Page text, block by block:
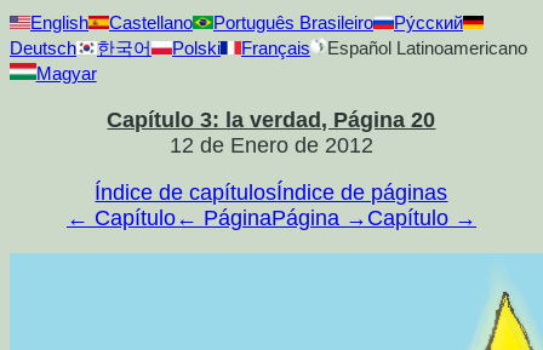
English Castellano Português Brasileiro
Ру́сский
Deutsch
한국어 Polski Français
Español Latinoamericano
Magyar
Capítulo 3: la verdad, Página 20
12 de Enero de 2012
Índice de capítulosÍndice de páginas
← Capítulo← PáginaPágina → Capítulo →